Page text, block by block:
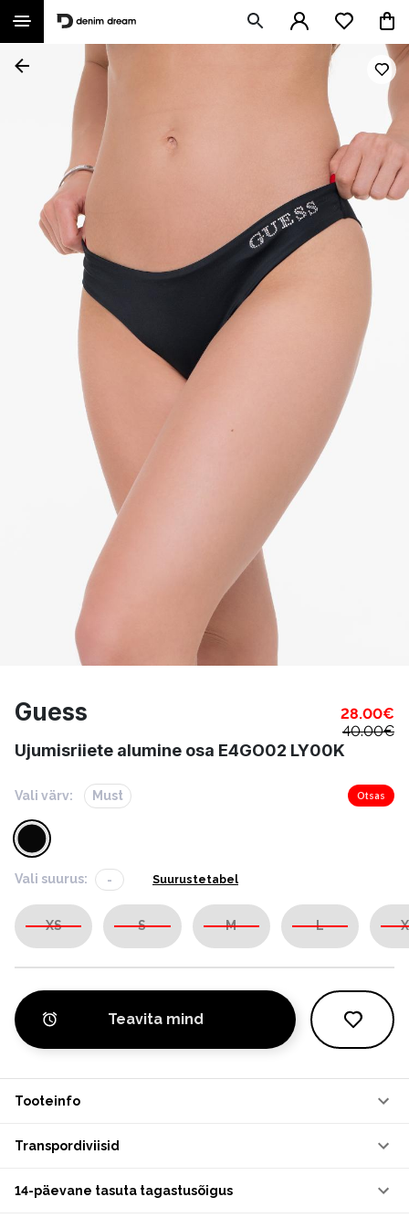
Guess 28.00€
40.00€
Ujumisriiete alumine osa E4GO02 LY00K
Vali värv: Must Otsas
Vali suurus: - Suurustetabel
XS S M L
Teavita mind
Tooteinfo
Transpordiviisid
14-päevane tasuta tagastusõigus